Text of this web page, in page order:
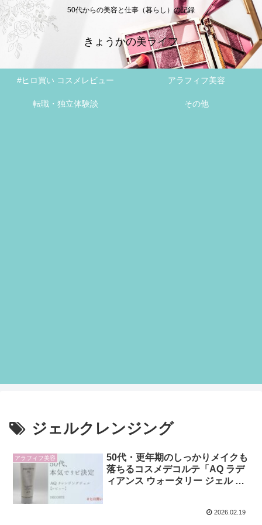
50代からの美容と仕事（暮らし）の記録
きょうかの美ライフ
#ヒロ買い コスメレビュー アラフィフ美容
転職・独立体験談 その他
ジェルクレンジング
アラフィフ美容
50代・更年期のしっかりメイクも
落ちるコスメデコルテ「AQ ラデ
ィアンス ウォータリー ジェル ク
2026.02.19